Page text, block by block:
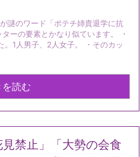
謎のワード「ポテチ姉貴退学に抗
ーの要素とかなり似ています。 ・
1人男子、2人女子。 ・そのカッ
読む
禁止」「大勢の会食